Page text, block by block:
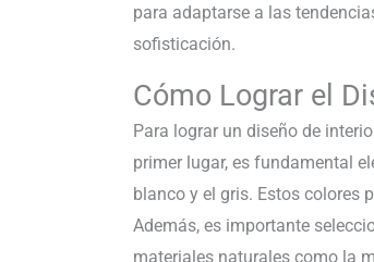
para adaptarse a las
sofisticación.
Cómo Lograr el
Para lograr un diseño de
primer lugar, es fundamental
blanco y el gris. Estos colores
Además, es importante
materiales naturales como la